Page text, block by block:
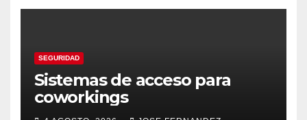
SEGURIDAD
Sistemas de acceso para
coworkings